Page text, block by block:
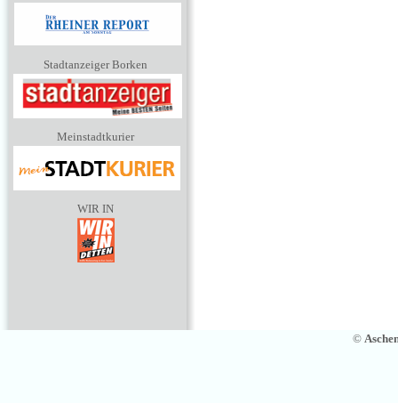
Stadtanzeiger Borken
Meinstadtkurier
WIR IN
©